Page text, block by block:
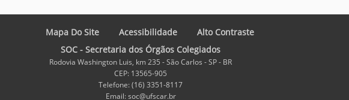
Mapa Do Site Acessibilidade
Alto Contraste
SOC - Secretaria dos Órgãos Colegiados
Rodovia Washington Luis, km 235 - São Carlos - SP - BR
CEP: 13565-905
Telefone: (16) 3351-8117
Email: soc@ufscar.br